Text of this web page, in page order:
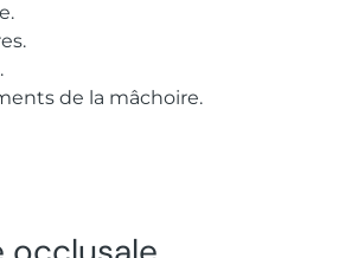
de la mâchoire.